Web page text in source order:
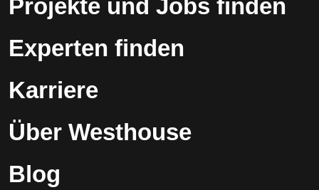
Projekte und Jobs finden
Experten finden
Karriere
Über Westhouse
Blog